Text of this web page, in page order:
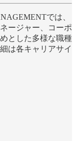
では、
ージャー、コーポ
とした多様な職種
は各キャリアサイ